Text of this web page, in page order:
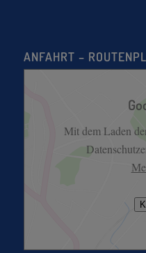
ANFAHRT –
Mit dem Laden